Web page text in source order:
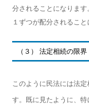
分されることになりま
１ずつが配分されること
（３） 法定相続の限界
このように民法には法
す。既に見たように、